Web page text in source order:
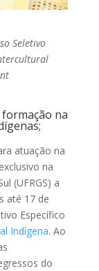
Seletivo
na
atuação na
na
(UFRGS) a
até 17 de
Específico
Indígena. Ao
do